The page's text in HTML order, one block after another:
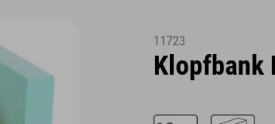
11723
Klopfbank